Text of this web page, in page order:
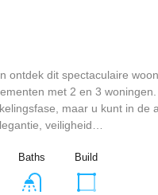
ontdek dit spectaculaire
met 2 en 3
maar u kunt in de
veiligheid…
Baths Build